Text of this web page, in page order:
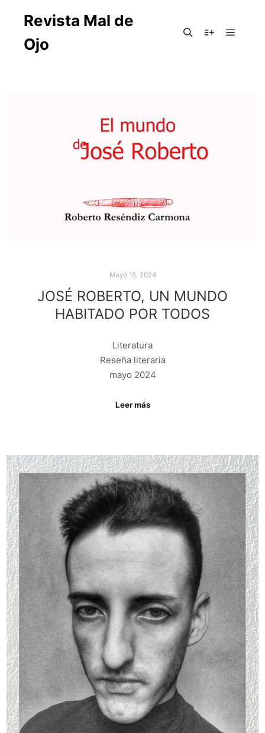
Revista Mal de
Ojo
Mayo 15, 2024
JOSÉ ROBERTO, UN MUNDO
HABITADO POR TODOS
Literatura
Reseña literaria
mayo 2024
Leer más